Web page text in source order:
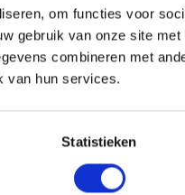
om functies voor
gebruik van onze site
combineren met
van hun services.
Statistieken